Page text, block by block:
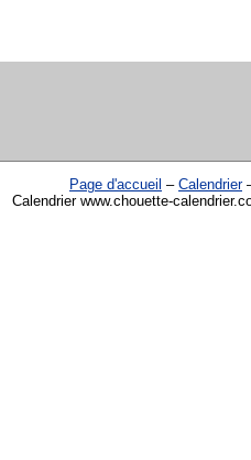
Page d'accueil – Calendrier
Calendrier www.chouette-